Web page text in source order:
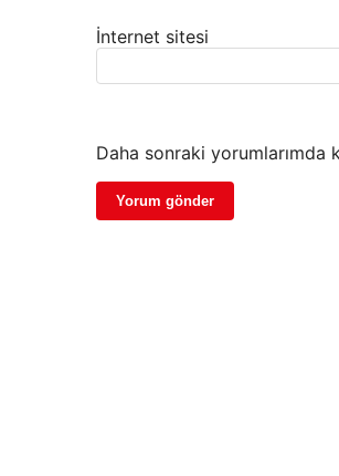
İnternet sitesi
Daha sonraki yorumlarımda